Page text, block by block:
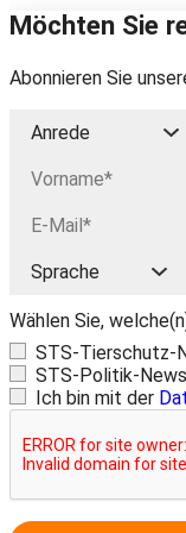
Möchten Sie
Abonnieren Sie
Wählen Sie,
STS-Tierschutz-
STS-Politik-
Ich bin mit der